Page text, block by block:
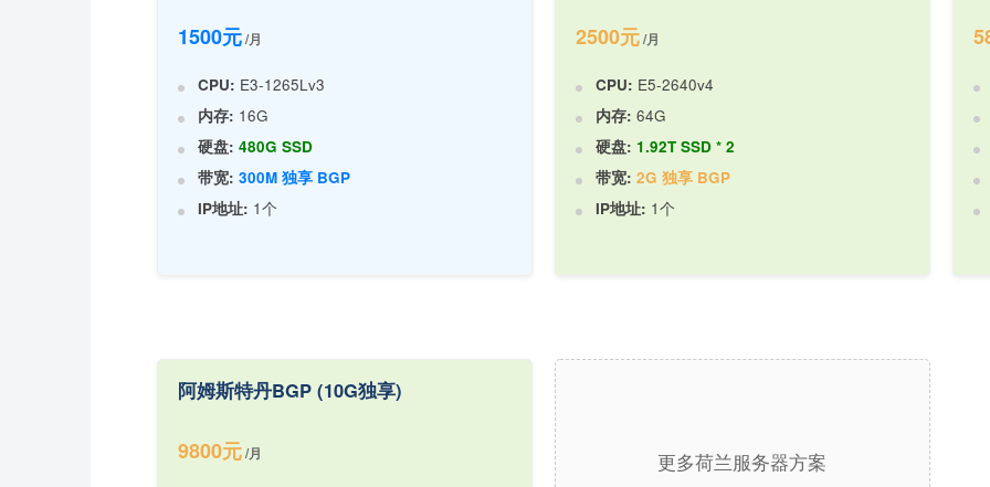
1500元/月
CPU: E3-1265Lv3
内存: 16G
硬盘: 480G SSD
带宽: 300M 独享 BGP
IP地址: 1个
2500元/月
CPU: E5-2640v4
内存: 64G
硬盘: 1.92T SSD * 2
带宽: 2G 独享 BGP
IP地址: 1个
阿姆斯特丹BGP (10G独享)
9800元/月 更多荷兰服务器方案